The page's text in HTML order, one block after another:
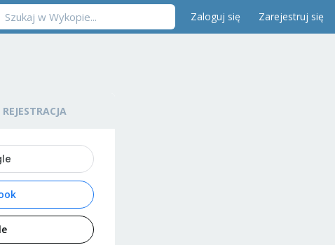
Zaloguj się Zarejestruj się
REJESTRACJA